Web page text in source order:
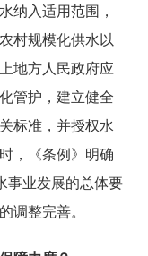
纳入适用范围，
村规模化供水以
地方人民政府应
管护，建立健全
标准，并授权水
，《条例》明确
事业发展的总体要
调整完善。